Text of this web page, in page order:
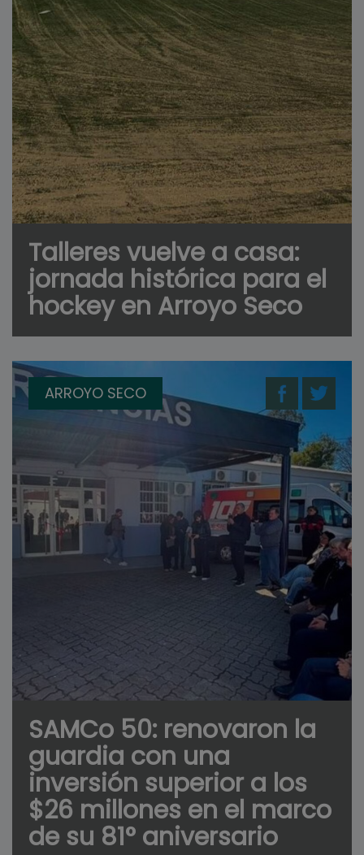
Talleres vuelve a casa:
jornada histórica para el
hockey en Arroyo Seco
ARROYO SECO
SAMCo 50: renovaron la
guardia con una
inversión superior a los
$26 millones en el marco
de su 81° aniversario